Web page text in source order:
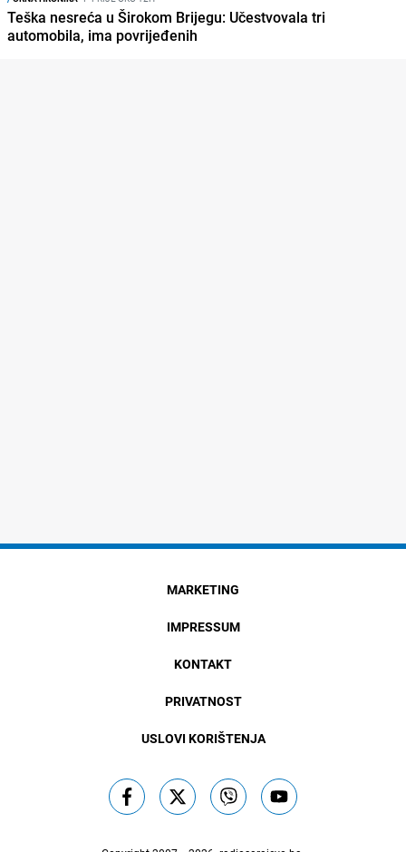
Teška nesreća u Širokom Brijegu: Učestvovala tri
automobila, ima povrijeđenih
MARKETING
IMPRESSUM
KONTAKT
PRIVATNOST
USLOVI KORIŠTENJA